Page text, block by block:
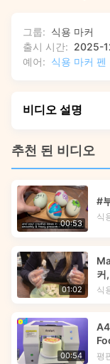
그룹: 식용 마커
출시 시간: 2025-
예어: 식용 마커 펜
비디오 설명
이 비디오에서는 정
하는 실제 단계를
기능과 다양한 색상
추천 된 비디오
00:53
#
식
01:02
커
식
00:54 평